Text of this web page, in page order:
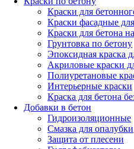
Краски для
Краски фасадные
Краски для бетона
Грунтовка по бетону
Эпоксидная краска
Акриловые краски
Полиуретановые
Интерьерные краски
Краска для бетона
Добавки в бетон
Гидроизоляционные
Смазка для опалубки
Защита от плесени